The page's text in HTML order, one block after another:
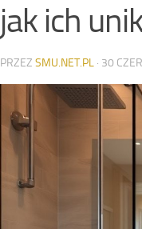
jak ich
PRZEZ SMU.NET.PL · 30